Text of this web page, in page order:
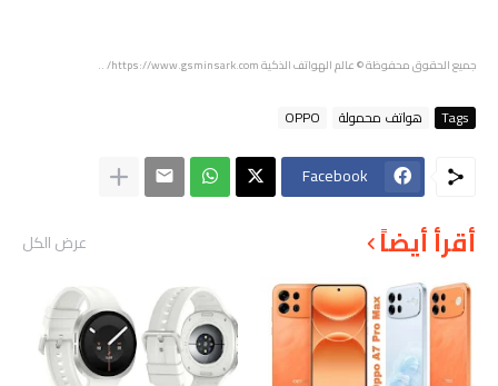
جميع الحقوق محفوظة© عالم الهواتف الذكيةhttps://www.gsminsark.com/
..
Tags هواتف محمولة OPPO
Facebook
أقرأ أيضاً عرض الكل